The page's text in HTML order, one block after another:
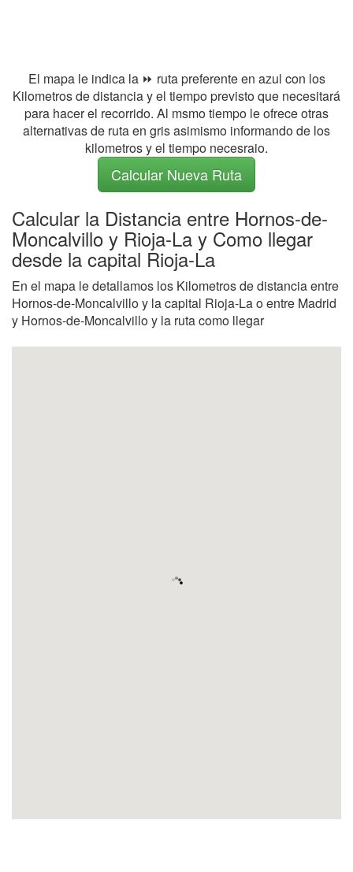
El mapa le indica la ⏩ ruta preferente en azul con los
Kilometros de distancia y el tiempo previsto que necesitará
para hacer el recorrido. Al msmo tiempo le ofrece otras
alternativas de ruta en gris asimismo informando de los
kilometros y el tiempo necesraio.
Calcular Nueva Ruta
Calcular la Distancia entre Hornos-de-
Moncalvillo y Rioja-La y Como llegar
desde la capital Rioja-La
En el mapa le detallamos los Kilometros de distancia entre
Hornos-de-Moncalvillo y la capital Rioja-La o entre Madrid
y Hornos-de-Moncalvillo y la ruta como llegar